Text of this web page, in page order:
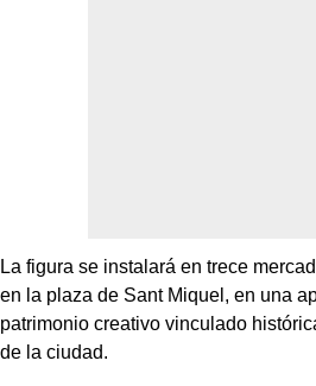
La figura se instalará en trece
en la plaza de Sant Miquel, en una
patrimonio creativo vinculado
de la ciudad.